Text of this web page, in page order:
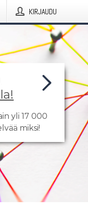
KIRJAUDU
yli 17 000
miksi!